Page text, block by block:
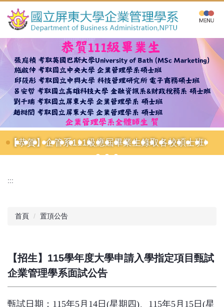
到
主
要
內
容
【恭賀】企管系111級應屆畢業生錄取各校碩士班!
:::
首頁 置頂公告
【招生】115學年度大學申請入學指定項目甄試
企業管理學系面試公告
甄試日期：115年5月14日(星期四)、 115年5月15日(星